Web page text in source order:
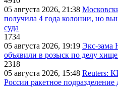
05 августа 2026, 21:38
получила 4 года колонии, но
суда
1734
05 августа 2026, 19:19 Экс-зама
объявили в розыск по делу
2318
05 августа 2026, 15:48 Reuters:
России ракетное